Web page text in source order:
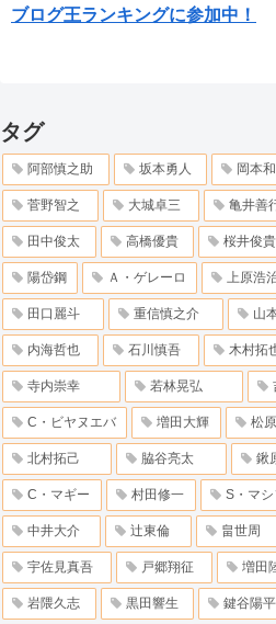
ブログ王ランキングに参加中！
タグ
阿部慎之助 坂本勇人 岡本
菅野智之 大城卓三 亀井善
田中俊太 高橋優貴 桜井俊貴
陽岱鋼 Ａ・ゲレーロ 上原浩
田口麗斗 重信慎之介 山
内海哲也 石川慎吾 木村拓
寺内崇幸 若林晃弘
C・ビヤヌエバ 増田大輝 松
北村拓己 脇谷亮太 鍬
C・マギー 村田修一 S・マシ
中井大介 辻東倫 畠世周
宇佐見真吾 戸郷翔征 増田
岩隈久志 黒田響生 鍵谷陽平